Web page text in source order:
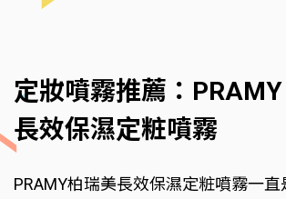
定妝噴霧推薦：
長效保濕定粧噴霧
PRAMY柏瑞美長效保濕定粧噴霧一